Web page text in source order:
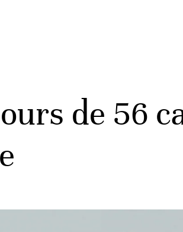
de 56